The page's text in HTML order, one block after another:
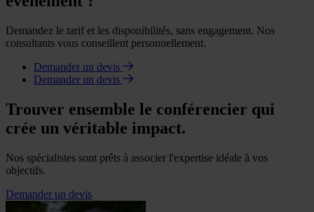
Demandez le tarif et les disponibilités, sans engagement. Nos
consultants vous conseillent personnellement.
Demander un devis
Demander un devis
Trouver ensemble le conférencier qui
crée un véritable impact.
Nos spécialistes sont prêts à associer l'expertise idéale à vos
objectifs.
Demander un devis